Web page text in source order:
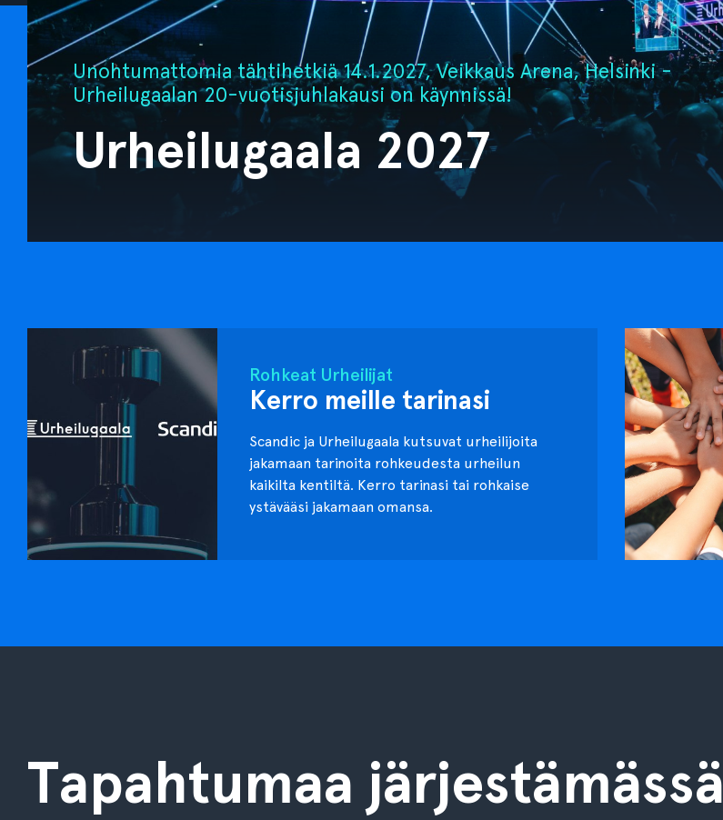
Unohtumattomia tähtihetkiä 14.1.2027, Veikkaus Arena, Helsinki -
Urheilugaalan 20-vuotisjuhlakausi on käynnissä!
Urheilugaala 2027
Rohkeat Urheilijat
Kerro meille tarinasi
Scandic ja Urheilugaala kutsuvat urheilijoita
jakamaan tarinoita rohkeudesta urheilun
kaikilta kentiltä. Kerro tarinasi tai rohkaise
ystävääsi jakamaan omansa.
Tapahtumaa järjestämässä